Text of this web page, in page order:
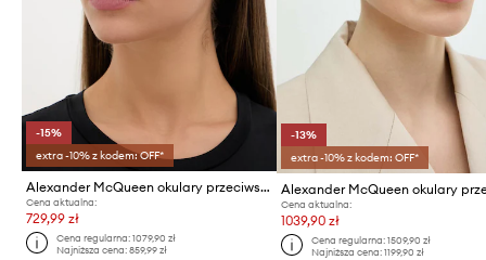
-15%
extra -10% z kodem: OFF*
Alexander McQueen okulary przeciwsłoneczne kocie oczy damskie
Cena aktualna:
729,99 zł
Cena regularna:1079,90 zł
Najniższa cena:859,99 zł
-13%
extra -10% z kodem: OFF*
Cena aktualna:
1039,90 zł
Cena regularna: 1509,90 zł
Najniższa cena: 1199,90 zł